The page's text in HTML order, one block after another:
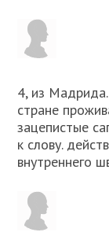
4, из
стране
зацепистые
к слову.
внутреннего